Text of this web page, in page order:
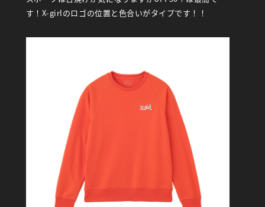
す！X-girlのロゴの位置と色合いがタイプです！！